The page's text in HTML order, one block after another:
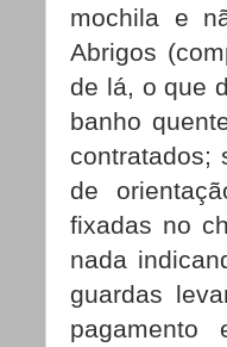
mochila e
Abrigos
de lá, o que
banho
contratados;
de
fixadas no
nada
guardas